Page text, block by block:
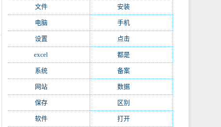
文件(755) 安装
电脑(688) 手机
设置 点击
excel 都是
系统(495) 备案
网站(461) 数据
保存(438) 区别
软件(419) 打开